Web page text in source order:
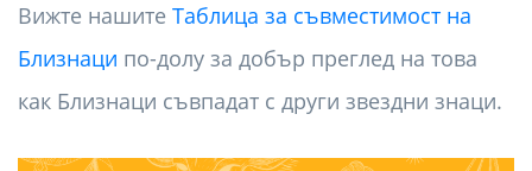
Вижте нашите Таблица за съвместимост на
Близнаци по-долу за добър преглед на това
как Близнаци съвпадат с други звездни знаци.